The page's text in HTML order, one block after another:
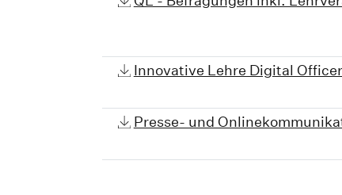
Innovative Lehre Digital Officer
Presse- und